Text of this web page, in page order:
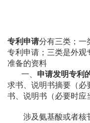
专利申请分有三类；一
专利申请；三类是外观
准备的资料
一、 申请发明专利
求书、说明书摘要（必
书、说明书（必要时应
涉及氨基酸或者核苷